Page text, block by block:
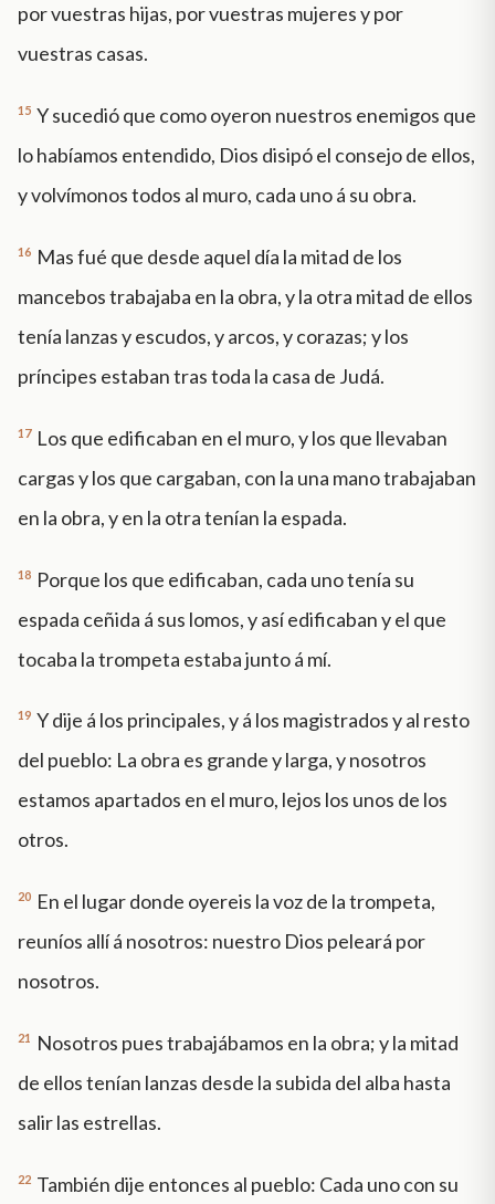
por vuestras hijas, por vuestras mujeres y por
vuestras casas.
15 Y sucedió que como oyeron nuestros enemigos que
lo habíamos entendido, Dios disipó el consejo de ellos,
y volvímonos todos al muro, cada uno á su obra.
16 Mas fué que desde aquel día la mitad de los
mancebos trabajaba en la obra, y la otra mitad de ellos
tenía lanzas y escudos, y arcos, y corazas; y los
príncipes estaban tras toda la casa de Judá.
17 Los que edificaban en el muro, y los que llevaban
cargas y los que cargaban, con la una mano trabajaban
en la obra, y en la otra tenían la espada.
18 Porque los que edificaban, cada uno tenía su
espada ceñida á sus lomos, y así edificaban y el que
tocaba la trompeta estaba junto á mí.
19 Y dije á los principales, y á los magistrados y al resto
del pueblo: La obra es grande y larga, y nosotros
estamos apartados en el muro, lejos los unos de los
otros.
20 En el lugar donde oyereis la voz de la trompeta,
reuníos allí á nosotros: nuestro Dios peleará por
nosotros.
21
Nosotros pues trabajábamos en la obra; y la mitad
de ellos tenían lanzas desde la subida del alba hasta
salir las estrellas.
22 También dije entonces al pueblo: Cada uno con su